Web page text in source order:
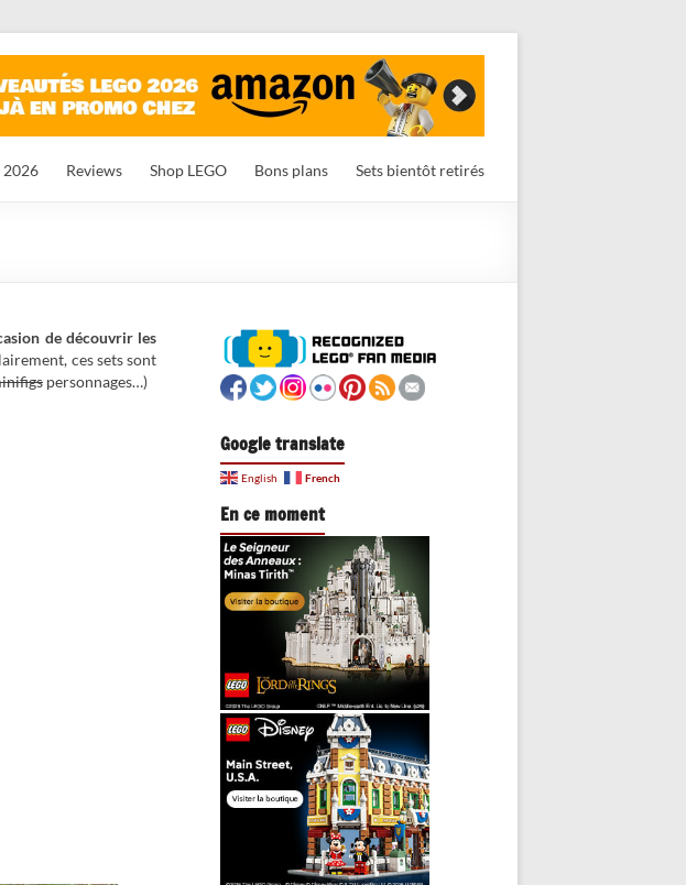
2026 Reviews Shop LEGO Bons plans Sets bientôt retirés
de découvrir les
ces sets sont
personnages…)
Google translate
English French
En ce moment